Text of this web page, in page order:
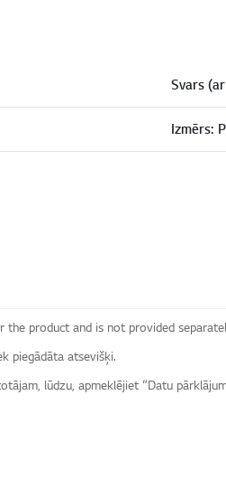
Svars
Izmērs:
product and is not provided
piegādāta atsevišķi.
lūdzu, apmeklējiet “Datu